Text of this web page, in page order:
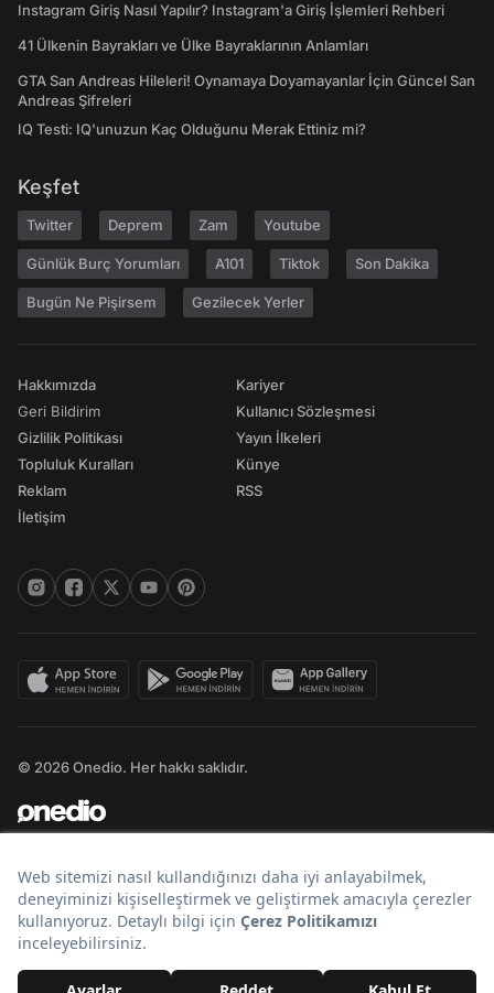
Instagram Giriş Nasıl Yapılır? Instagram'a Giriş İşlemleri Rehberi
41 Ülkenin Bayrakları ve Ülke Bayraklarının Anlamları
GTA San Andreas Hileleri! Oynamaya Doyamayanlar İçin Güncel San
Andreas Şifreleri
IQ Testi: IQ'unuzun Kaç Olduğunu Merak Ettiniz mi?
Keşfet
Twitter Deprem Zam Youtube
Günlük Burç Yorumları A101 Tiktok Son Dakika
Bugün Ne Pişirsem Gezilecek Yerler
Hakkımızda
Geri Bildirim
Gizlilik Politikası
Topluluk Kuralları
Reklam
İletişim
Kariyer
Kullanıcı Sözleşmesi
Yayın İlkeleri
Künye
RSS
© 2026 Onedio. Her hakkı saklıdır.
Bir markasıdır.